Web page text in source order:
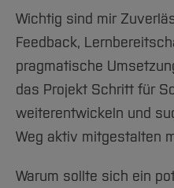
Wichtig sind mir
Feedback,
pragmatische
das Projekt Schritt für
weiterentwickeln und
Weg aktiv mitgestalten
Warum sollte sich ein